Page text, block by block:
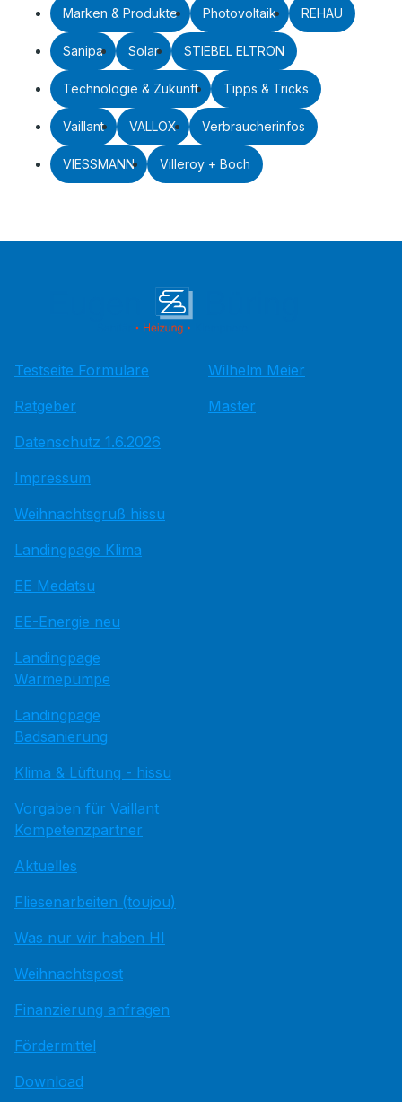
Marken & Produkte Photovoltaik REHAU
Sanipa Solar STIEBEL ELTRON
Technologie & Zukunft Tipps & Tricks
Vaillant VALLOX Verbraucherinfos
VIESSMANN Villeroy + Boch
Testseite Formulare
Ratgeber
Datenschutz 1.6.2026
Impressum
Weihnachtsgruß hissu
Landingpage Klima
EE Medatsu
EE-Energie neu
Landingpage
Wärmepumpe
Landingpage
Badsanierung
Klima & Lüftung - hissu
Vorgaben für Vaillant
Kompetenzpartner
Aktuelles
Fliesenarbeiten (toujou)
Was nur wir haben HI
Weihnachtspost
Finanzierung anfragen
Fördermittel
Download
Wilhelm Meier
Master